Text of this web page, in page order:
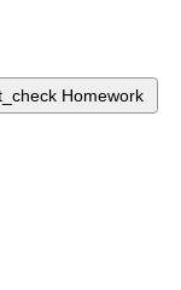
Homework